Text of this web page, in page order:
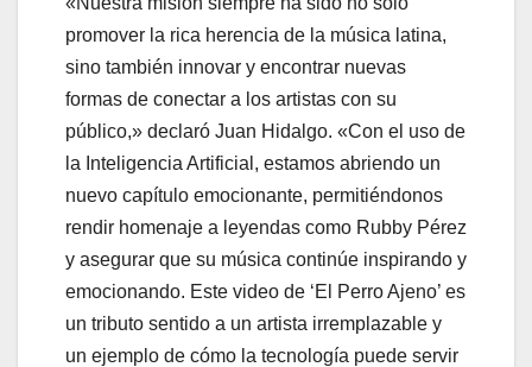
promover la rica herencia de la música latina,
sino también innovar y encontrar nuevas
formas de conectar a los artistas con su
público,» declaró Juan Hidalgo. «Con el uso de
la Inteligencia Artificial, estamos abriendo un
nuevo capítulo emocionante, permitiéndonos
rendir homenaje a leyendas como Rubby Pérez
y asegurar que su música continúe inspirando y
emocionando. Este video de ‘El Perro Ajeno’ es
un tributo sentido a un artista irremplazable y
un ejemplo de cómo la tecnología puede servir